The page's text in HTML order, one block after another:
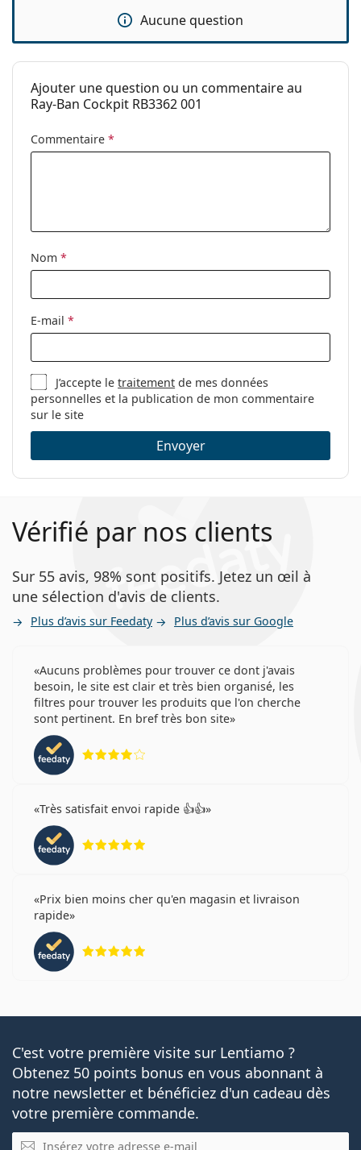
Aucune question
Ajouter une question ou un commentaire au
Ray-Ban Cockpit RB3362 001
Commentaire *
Nom *
E-mail *
J’accepte letraitement de mes données
personnelles et la publication de mon commentaire
sur le site
Envoyer
Vérifié par nos clients
Sur 55 avis, 98% sont positifs. Jetez un œil à
une sélection d'avis de clients.
Plus d’avis sur Feedaty Plus d’avis sur Google
Aucuns problèmes pour trouver ce dont j'avais
besoin, le site est clair et très bien organisé, les
filtres pour trouver les produits que l'on cherche
sont pertinent. En bref très bon site
Très satisfait envoi rapide 👍👍
Prix bien moins cher qu'en magasin et livraison
rapide
C'est votre première visite sur Lentiamo ?
Obtenez 50 points bonus en vous abonnant à
notre newsletter et bénéficiez d'un cadeau dès
votre première commande.
E-mail